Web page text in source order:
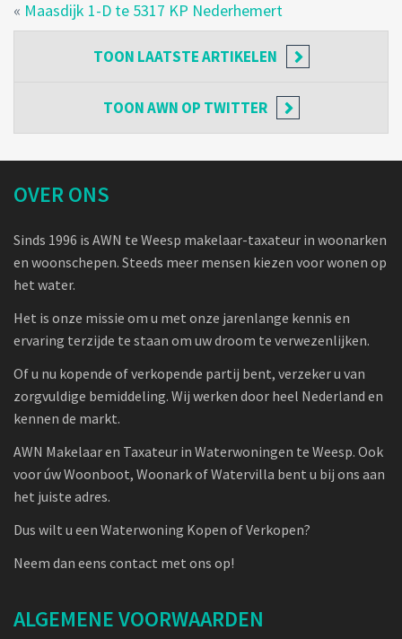
« Maasdijk 1-D te 5317 KP Nederhemert
TOON LAATSTE ARTIKELEN
TOONAWN OP TWITTER
OVER ONS
Sinds 1996 is AWN te Weesp makelaar-taxateur in woonarken
en woonschepen. Steeds meer mensen kiezen voor wonen op
het water.
Het is onze missie om u met onze jarenlange kennis en
ervaring terzijde te staan om uw droom te verwezenlijken.
Of u nu kopende of verkopende partij bent, verzeker u van
zorgvuldige bemiddeling. Wij werken door heel Nederland en
kennen de markt.
AWN Makelaar en Taxateur in Waterwoningen te Weesp. Ook
voor úw Woonboot, Woonark of Watervilla bent u bij ons aan
het juiste adres.
Dus wilt u een Waterwoning Kopen of Verkopen?
Neem dan eens contact met ons op!
ALGEMENE VOORWAARDEN